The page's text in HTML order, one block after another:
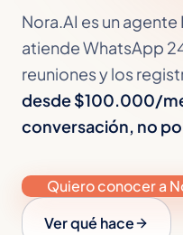
Nora.AI es un
atiende WhatsApp
reuniones y los
desde $100.000/
conversación, no
Quiero conocer a
Ver qué hace